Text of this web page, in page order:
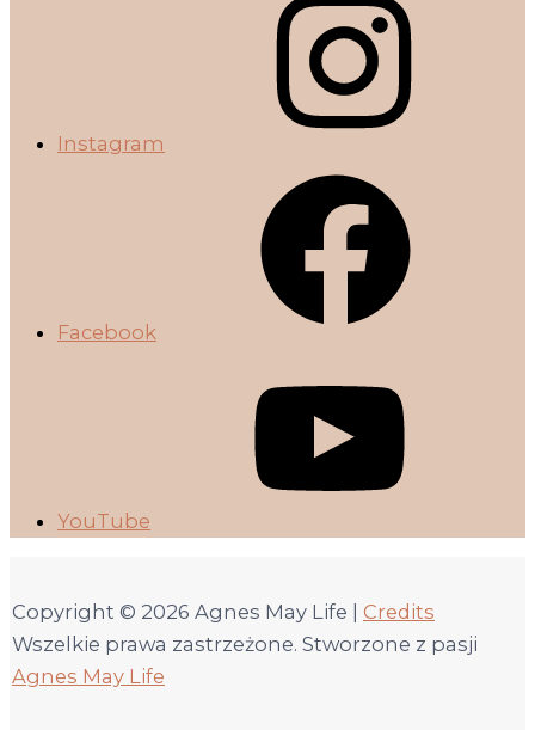
Instagram
Facebook
YouTube
Copyright © 2026 Agnes May Life
Credits
Wszelkie prawa zastrzeżone. Stworzone z pasji
Agnes May Life